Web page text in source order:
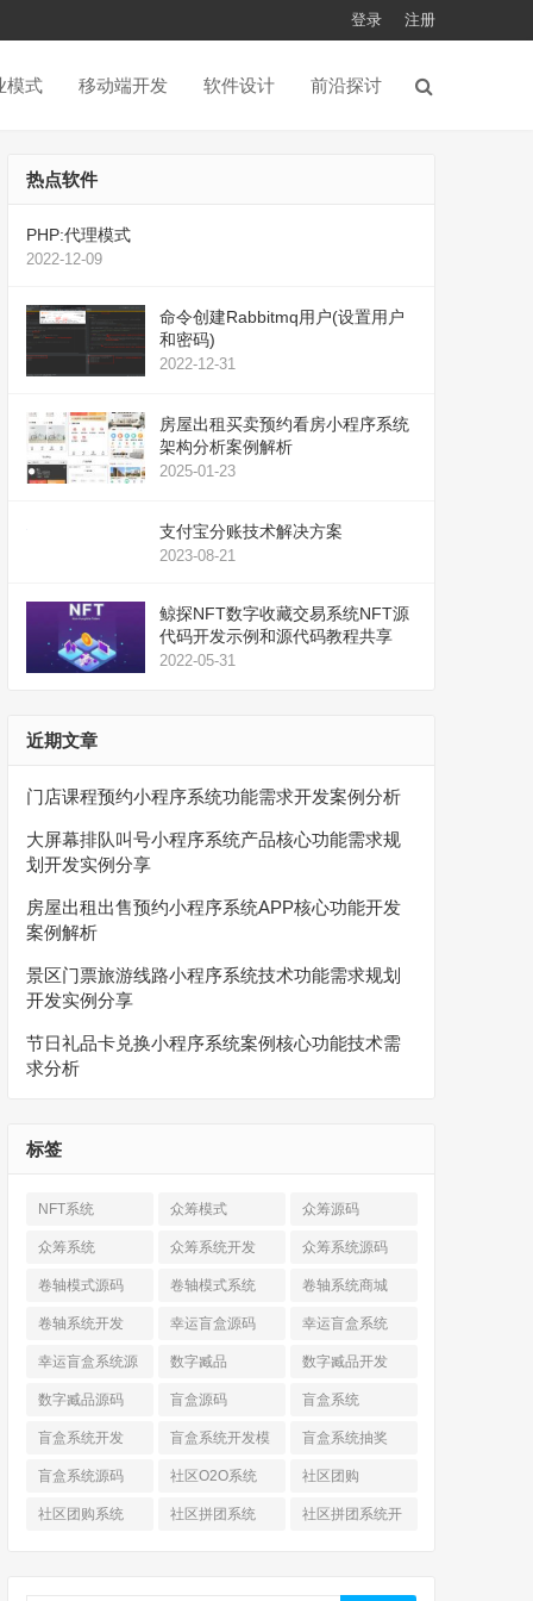
登录 注册
模式 移动端开发 软件设计 前沿探讨
热点软件
PHP:代理模式
2022-12-09
命令创建Rabbitmq用户(设置用户
和密码)
2022-12-31
房屋出租买卖预约看房小程序系统
架构分析案例解析
2025-01-23
支付宝分账技术解决方案
2023-08-21
鲸探NFT数字收藏交易系统NFT源
代码开发示例和源代码教程共享
2022-05-31
近期文章
门店课程预约小程序系统功能需求开发案例分析
大屏幕排队叫号小程序系统产品核心功能需求规
划开发实例分享
房屋出租出售预约小程序系统APP核心功能开发
案例解析
景区门票旅游线路小程序系统技术功能需求规划
开发实例分享
节日礼品卡兑换小程序系统案例核心功能技术需
求分析
标签
NFT系统 众筹模式 众筹源码
众筹系统 众筹系统开发 众筹系统源码
卷轴模式源码 卷轴模式系统 卷轴系统商城
卷轴系统开发 幸运盲盒源码 幸运盲盒系统
幸运盲盒系统源
码
数字臧品 数字臧品开发
数字臧品源码 盲盒源码 盲盒系统
盲盒系统开发
盲盒系统开发模
式
盲盒系统抽奖
盲盒系统源码 社区O2O系统 社区团购
社区团购系统 社区拼团系统
社区拼团系统开